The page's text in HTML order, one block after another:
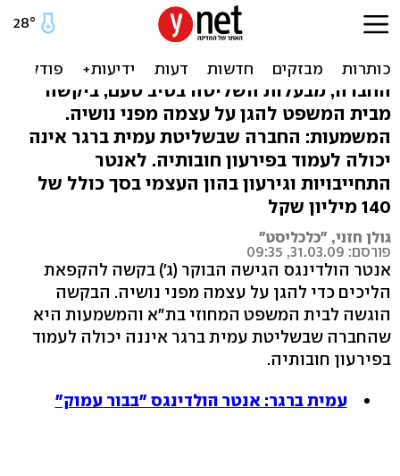
אנטר הולדינגס ביקשה
הקפאת הליכים
החברה, מבעלות השליטה בטיב טעם, ביקשה
מבית המשפט להגן על עצמה מפני נושיה.
המשמעות: החברה שבשליטת עמית ברגר אינה
יכולה לעמוד בפירעון חובותיה. לאנטר
התחייבויות וגירעון בהון העצמי בסך כולל של
140 מיליון שקל
גולן חזני, "כלכליסט"
פורסם: 31.03.09, 09:35
אנטר הולדינגס הגישה הבוקר (ג') בקשה להקפאת
הליכים כדי להגן על עצמה מפני נושיה. הבקשה
הוגשה לבית המשפט המחוזי בת"א והמשמעות היא
שהחברה שבשליטת עמית ברגר איננה יכולה לעמוד
בפירעון חובותיה.
עמית ברגר: אנטר הולדינגס "בבור עמוק"